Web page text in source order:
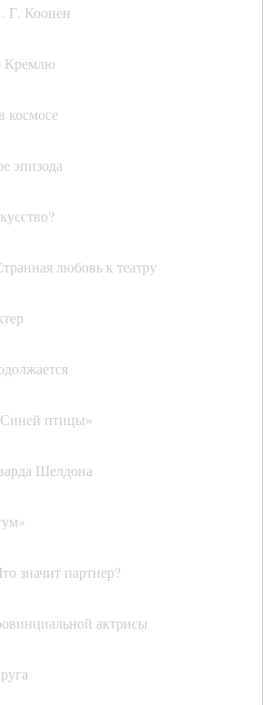
Г. Коонен
Кремлю
космосе
эпизода
любовь к театру
птицы»
Шелдона
значит партнер?
актрисы